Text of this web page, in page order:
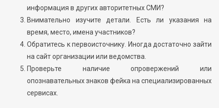
информация в других авторитетных СМИ?
Внимательно изучите детали. Есть ли указания на
время, место, имена участников?
Обратитесь к первоисточнику. Иногда достаточно зайти
на сайт организации или ведомства.
Проверьте наличие опровержений или
опознавательных знаков фейка на специализированных
сервисах.